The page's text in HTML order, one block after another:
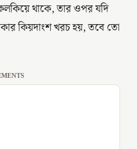
থাকে, তার ওপর যদি
কিয়দাংশ খরচ হয়, তবে তো